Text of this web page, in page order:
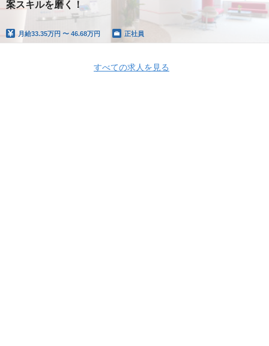
案スキルを磨く！
月給33.35万円 〜 46.68万円 正社員
すべての求人を見る